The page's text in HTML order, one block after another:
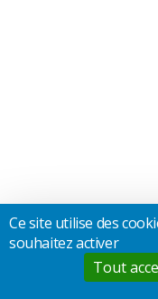
Ce site utilise des
souhaitez activer
Tout